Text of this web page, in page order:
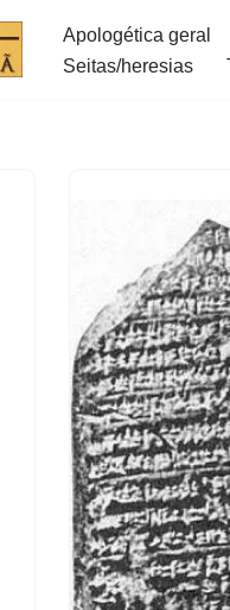
Apologética geral
Seitas/heresias